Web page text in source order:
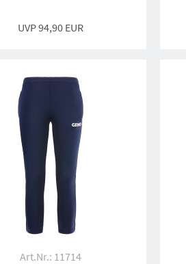
UVP 94,90 EUR
Art.Nr.: 11714